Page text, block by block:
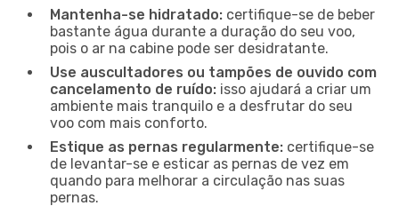
Mantenha-se hidratado: certifique-se de beber
bastante água durante a duração do seu voo,
pois o ar na cabine pode ser desidratante.
Use auscultadores ou tampões de ouvido com
cancelamento de ruído: isso ajudará a criar um
ambiente mais tranquilo e a desfrutar do seu
voo com mais conforto.
Estique as pernas regularmente: certifique-se
de levantar-se e esticar as pernas de vez em
quando para melhorar a circulação nas suas
pernas.